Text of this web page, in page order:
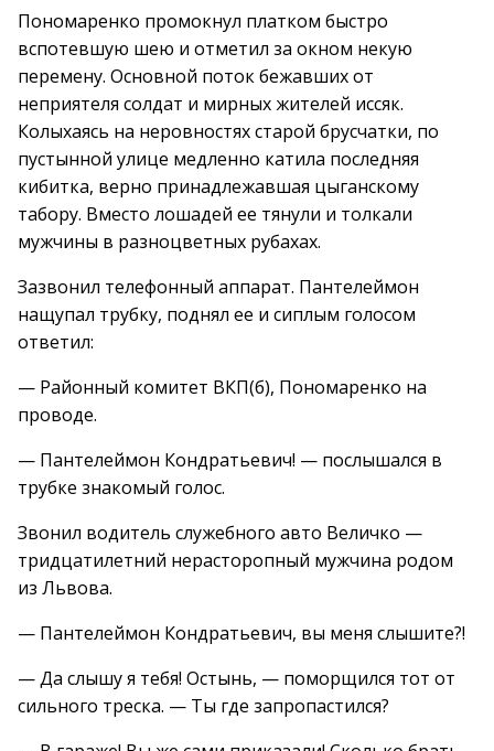
Пономаренко промокнул платком быстро
вспотевшую шею и отметил за окном некую
перемену. Основной поток бежавших от
неприятеля солдат и мирных жителей иссяк.
Колыхаясь на неровностях старой брусчатки, по
пустынной улице медленно катила последняя
кибитка, верно принадлежавшая цыганскому
табору. Вместо лошадей ее тянули и толкали
мужчины в разноцветных рубахах.
Зазвонил телефонный аппарат. Пантелеймон
нащупал трубку, поднял ее и сиплым голосом
ответил:
— Районный комитет ВКП(б), Пономаренко на
проводе.
— Пантелеймон Кондратьевич! — послышался в
трубке знакомый голос.
Звонил водитель служебного авто Величко —
тридцатилетний нерасторопный мужчина родом
из Львова.
— Пантелеймон Кондратьевич, вы меня слышите?!
— Да слышу я тебя! Остынь, — поморщился тот от
сильного треска. — Ты где запропастился?